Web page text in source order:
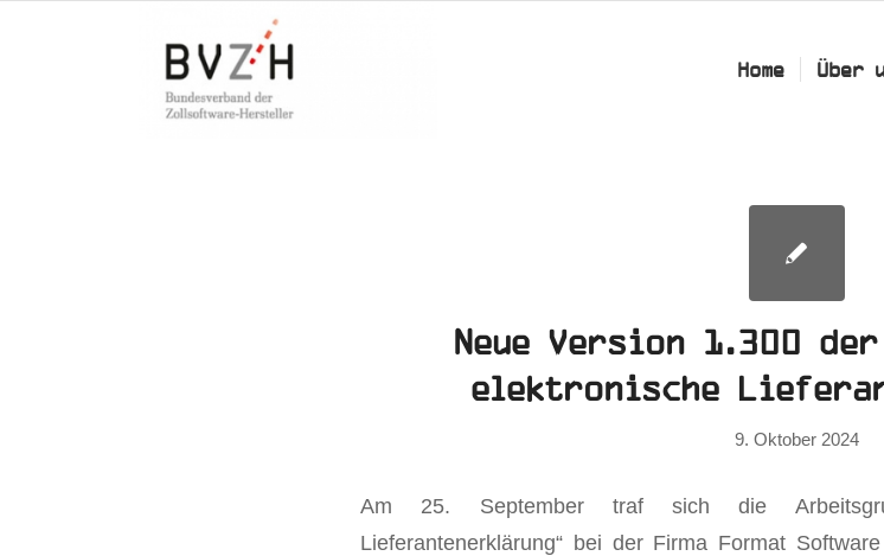
Home Über
Neue Version 1.300
elektronische
9. Oktober 2024
Am 25. September traf sich die
Lieferantenerklärung“ bei der Firma Format